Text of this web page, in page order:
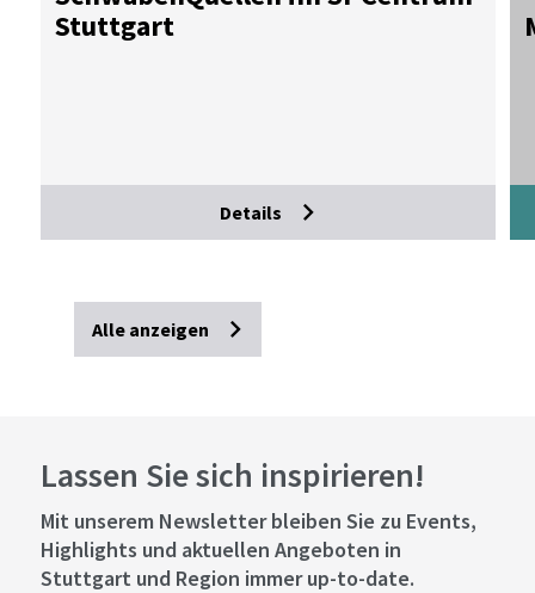
Stutt­gart
Details
Alle anzeigen
Lassen Sie sich inspirieren!
Mit unserem Newsletter bleiben Sie zu Events,
Highlights und aktuellen Angeboten in
Stuttgart und Region immer up-to-date.